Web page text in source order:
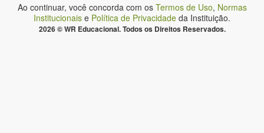
Ao continuar, você concorda com os Termos de Uso, Normas
Institucionais e Política de Privacidade da Instituição.
2026 © WR Educacional. Todos os Direitos Reservados.